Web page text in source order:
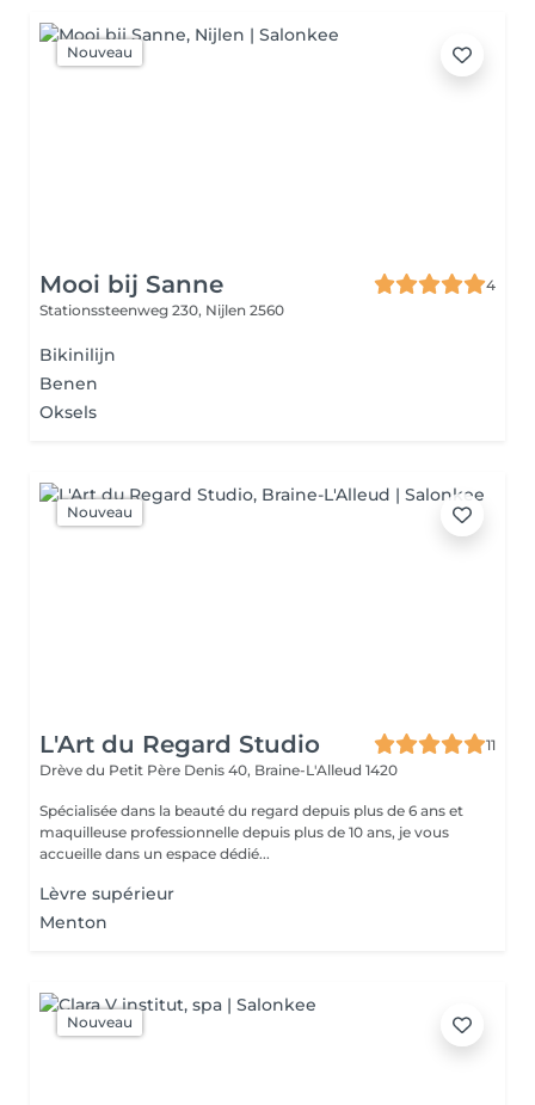
Nouveau
Mooi bij Sanne
4
Stationssteenweg 230, Nijlen 2560
Bikinilijn
Benen
Oksels
Nouveau
L'Art du Regard Studio
11
Drève du Petit Père Denis 40, Braine-L'Alleud 1420
Spécialisée dans la beauté du regard depuis plus de 6 ans et
maquilleuse professionnelle depuis plus de 10 ans, je vous
accueille dans un espace dédié...
Lèvre supérieur
Menton
Nouveau